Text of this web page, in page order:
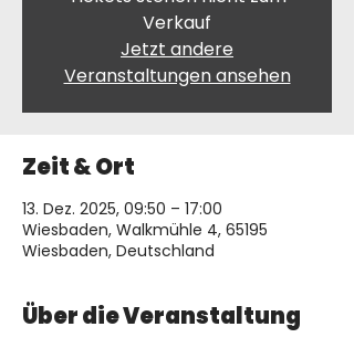
Verkauf
Jetzt andere
Veranstaltungen ansehen
Zeit & Ort
13. Dez. 2025, 09:50 – 17:00
Wiesbaden, Walkmühle 4, 65195
Wiesbaden, Deutschland
Über die Veranstaltung